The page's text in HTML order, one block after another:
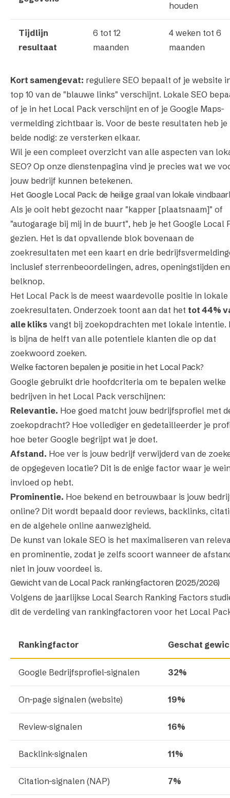
houden
Tijdlijn
resultaat
6 tot 12
maanden
4 weken tot 6
maanden
Kort samengevat: reguliere SEO bepaalt of je website
top 10 van de "blauwe links" verschijnt. Lokale SEO
of je in het Local Pack verschijnt en of je Google Maps-
vermelding zichtbaar is. Voor de beste resultaten heb je
beide nodig: ze versterken elkaar.
Wil je een compleet overzicht van alle aspecten van
SEO? Op onze dienstenpagina vind je precies wat we
jouw bedrijf kunnen betekenen.
Het Google Local Pack: de heilige graal van lokale
Als je ooit hebt gezocht naar "kapper [plaatsnaam]" of
"autogarage bij mij in de buurt", heb je het Google Local
gezien. Het is dat opvallende blok bovenaan de
zoekresultaten met een kaart en drie
inclusief sterrenbeoordelingen, adres, openingstijden
belknop.
Het Local Pack is de meest waardevolle positie in lokale
zoekresultaten. Onderzoek toont aan dat het tot 44%
alle kliks vangt bij zoekopdrachten met lokale intentie.
is bijna de helft van alle potentiele klanten die op dat
zoekwoord zoeken.
Welke factoren bepalen je positie in het Local Pack?
Google gebruikt drie hoofdcriteria om te bepalen welke
bedrijven in het Local Pack verschijnen:
Relevantie. Hoe goed matcht jouw bedrijfsprofiel met
zoekopdracht? Hoe vollediger en gedetailleerder je
hoe beter Google begrijpt wat je doet.
Afstand. Hoe ver is jouw bedrijf verwijderd van de
de opgegeven locatie? Dit is de enige factor waar je
invloed op hebt.
Prominentie. Hoe bekend en betrouwbaar is jouw
online? Dit wordt bepaald door reviews, backlinks,
en de algehele online aanwezigheid.
De kunst van lokale SEO is het maximaliseren van
en prominentie, zodat je zelfs scoort wanneer de
niet in jouw voordeel is.
Gewicht van de Local Pack rankingfactoren (2025/2026)
Volgens de jaarlijkse Local Search Ranking Factors
dit de verdeling van rankingfactoren voor het Local
Rankingfactor Geschat
Google Bedrijfsprofiel-signalen 32%
On-page signalen (website) 19%
Review-signalen 16%
Backlink-signalen 11%
Citation-signalen (NAP) 7%